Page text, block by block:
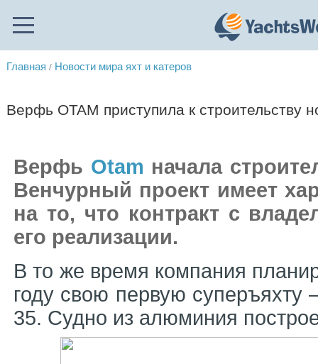
Главная / Новости мира яхт и катеров
Верфь OTAM приступила к строительству
Верфь Otam начала
Венчурный проект имеет
на то, что контракт с
его реализации.
В то же время компания
году свою первую суперъяхту
35. Судно из алюминия